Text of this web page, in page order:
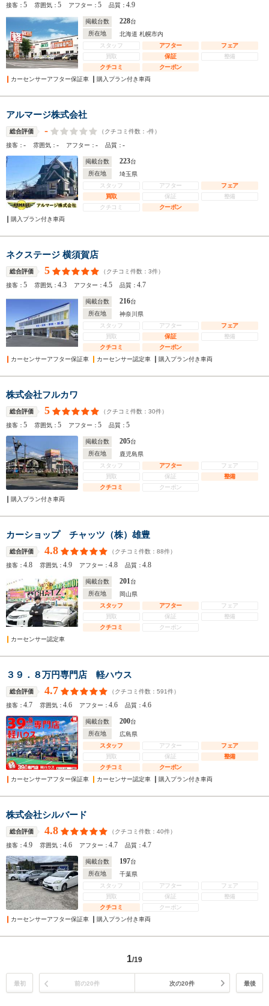
接客：5 雰囲気：5 アフター：5 品質：4.9
掲載台数 228台
所在地
北海道 札幌市内
スタッフ
アフター
フェア
買取
保証
整備
クチコミ
クーポン
カーセンサーアフター保証車
購入プラン付き車両
アルマージ株式会社
総合評価 - （クチコミ件数： -件）
接客：- 雰囲気：- アフター：- 品質：-
掲載台数 223台
所在地
埼玉県
スタッフ
アフター
フェア
買取
保証
整備
クチコミ
クーポン
購入プラン付き車両
ネクステージ 横須賀店
総合評価 5 （クチコミ件数： 3件）
接客：5 雰囲気：4.3 アフター：4.5 品質：4.7
掲載台数 216台
所在地
神奈川県
スタッフ
アフター
フェア
買取
保証
整備
クチコミ
クーポン
カーセンサーアフター保証車
カーセンサー認定車 購入プラン付き車両
株式会社フルカワ
総合評価 5 （クチコミ件数： 30件）
接客：5 雰囲気：5 アフター：5 品質：5
掲載台数 205台
所在地
鹿児島県
スタッフ
アフター
フェア
買取
保証
整備
クチコミ
クーポン
購入プラン付き車両
カーショップ チャッツ（株）雄豊
総合評価 4.8 （クチコミ件数： 88件）
接客：4.8 雰囲気：4.9 アフター：4.8 品質：4.8
掲載台数 201台
所在地
岡山県
スタッフ
アフター
フェア
買取
保証
整備
クチコミ
クーポン
カーセンサー認定車
３９．８万円専門店 軽ハウス
総合評価 4.7 （クチコミ件数： 591件）
接客：4.7 雰囲気：4.6 アフター：4.6 品質：4.6
掲載台数 200台
所在地
広島県
スタッフ
アフター
フェア
買取
保証
整備
クチコミ
クーポン
カーセンサーアフター保証車
カーセンサー認定車 購入プラン付き車両
株式会社シルバード
総合評価 4.8 （クチコミ件数： 40件）
接客：4.9 雰囲気：4.6 アフター：4.7 品質：4.7
掲載台数 197台
所在地
千葉県
スタッフ
アフター
フェア
買取
保証
整備
クチコミ
クーポン
カーセンサーアフター保証車
購入プラン付き車両
1/19
最初 前の20件 次の20件 最後